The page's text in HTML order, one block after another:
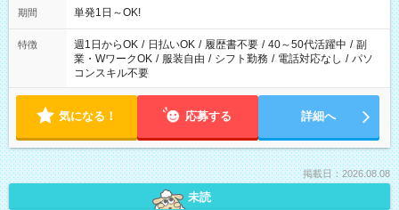
期間 単発1日～OK!
特徴 週1日からOK / 日払いOK / 履歴書不要 / 40～50代活躍中 / 副
業・WワークOK / 服装自由 / シフト勤務 / 電話対応なし / パソ
コンスキル不要
気になる！ 応募する 詳細へ
掲載日：2026.08.08
未読